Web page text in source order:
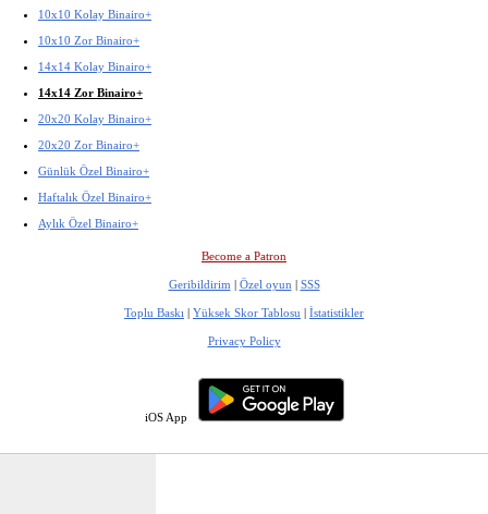
10x10 Kolay Binairo+
10x10 Zor Binairo+
14x14 Kolay Binairo+
14x14 Zor Binairo+
20x20 Kolay Binairo+
20x20 Zor Binairo+
Günlük Özel Binairo+
Haftalık Özel Binairo+
Aylık Özel Binairo+
Become a Patron
Geribildirim | Özel oyun | SSS
Toplu Baskı | Yüksek Skor Tablosu | İstatistikler
Privacy Policy
iOS App